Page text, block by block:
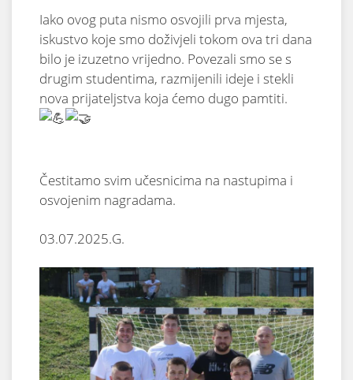
Iako ovog puta nismo osvojili prva mjesta,
iskustvo koje smo doživjeli tokom ova tri dana
bilo je izuzetno vrijedno. Povezali smo se s
drugim studentima, razmijenili ideje i stekli
nova prijateljstva koja ćemo dugo pamtiti.
Čestitamo svim učesnicima na nastupima i
osvojenim nagradama.
03.07.2025.G.